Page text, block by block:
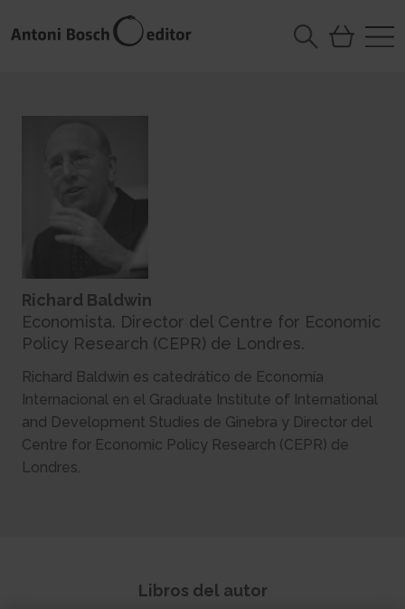
Richard Baldwin
Economista. Director del Centre for Economic
Policy Research (CEPR) de Londres.
Richard Baldwin es catedrático de Economía
Internacional en el Graduate Institute of International
and Development Studies de Ginebra y Director del
Centre for Economic Policy Research (CEPR) de
Londres.
Libros del autor